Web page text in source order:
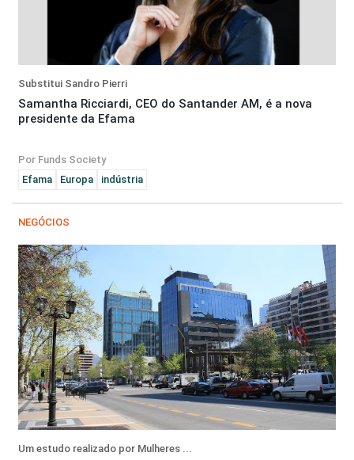
Substitui Sandro Pierri
Samantha Ricciardi, CEO do Santander AM, é a nova
presidente da Efama
Por Funds Society
Efama
Europa indústria
NEGÓCIOS
Um estudo realizado por Mulheres ...